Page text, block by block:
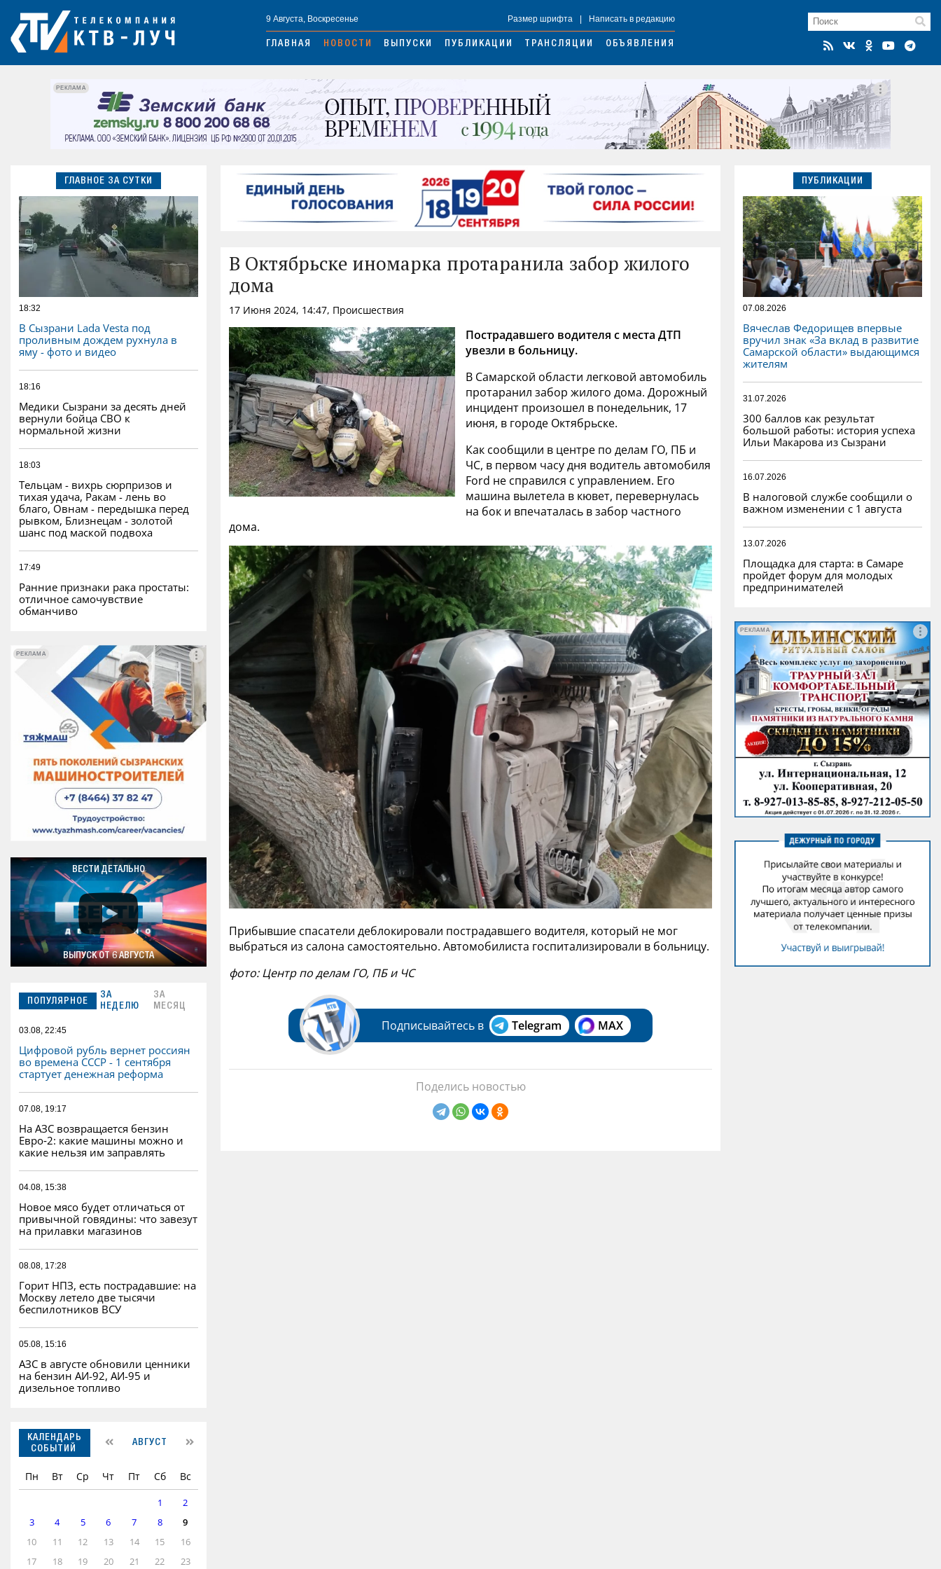
9 Августа, Воскресенье Размер шрифта Написать в редакцию
ГЛАВНАЯ НОВОСТИ ВЫПУСКИ ПУБЛИКАЦИИ ТРАНСЛЯЦИИ ОБЪЯВЛЕНИЯ
РЕКЛАМА
ГЛАВНОЕ ЗА СУТКИ
18:32
В Сызрани Lada Vesta под
проливным дождем рухнула в
яму - фото и видео
18:16
Медики Сызрани за десять дней
вернули бойца СВО к
нормальной жизни
18:03
Тельцам - вихрь сюрпризов и
тихая удача, Ракам - лень во
благо, Овнам - передышка перед
рывком, Близнецам - золотой
шанс под маской подвоха
17:49
Ранние признаки рака простаты:
отличное самочувствие
обманчиво
РЕКЛАМА РЕКЛАМА
ВЕСТИ ДЕТАЛЬНО
ВЫПУСК ОТ 6 АВГУСТА
ПОПУЛЯРНОЕ
ЗА
НЕДЕЛЮ
ЗА
МЕСЯЦ
03.08, 22:45
Цифровой рубль вернет россиян
во времена СССР - 1 сентября
стартует денежная реформа
07.08, 19:17
На АЗС возвращается бензин
Евро‑2: какие машины можно и
какие нельзя им заправлять
04.08, 15:38
Новое мясо будет отличаться от
привычной говядины: что завезут
на прилавки магазинов
08.08, 17:28
Горит НПЗ, есть пострадавшие: на
Москву летело две тысячи
беспилотников ВСУ
05.08, 15:16
АЗС в августе обновили ценники
на бензин АИ-92, АИ-95 и
дизельное топливо
КАЛЕНДАРЬ
СОБЫТИЙ
АВГУСТ
Пн Вт Ср Чт Пт Сб Вс
1
2
3
4 5 6 7 8
9
10
11 12 13 14 15
16
17
18 19 20 21 22 23
В Октябрьске иномарка протаранила забор жилого
дома
17 Июня 2024, 14:47, Происшествия
Пострадавшего водителя с места ДТП
увезли в больницу.
В Самарской области легковой автомобиль
протаранил забор жилого дома. Дорожный
инцидент произошел в понедельник, 17
июня, в городе Октябрьске.
Как сообщили в центре по делам ГО, ПБ и
ЧС, в первом часу дня водитель автомобиля
Ford не справился с управлением. Его
машина вылетела в кювет, перевернулась
на бок и впечаталась в забор частного
дома.
Прибывшие спасатели деблокировали пострадавшего водителя, который не мог
выбраться из салона самостоятельно. Автомобилиста госпитализировали в больницу.
фото: Центр по делам ГО, ПБ и ЧС
Подписывайтесь в Telegram MAX
Поделись новостью
ПУБЛИКАЦИИ
07.08.2026
Вячеслав Федорищев впервые
вручил знак «За вклад в развитие
Самарской области» выдающимся
жителям
31.07.2026
300 баллов как результат
большой работы: история успеха
Ильи Макарова из Сызрани
16.07.2026
В налоговой службе сообщили о
важном изменении с 1 августа
13.07.2026
Площадка для старта: в Самаре
пройдет форум для молодых
предпринимателей
РЕКЛАМА